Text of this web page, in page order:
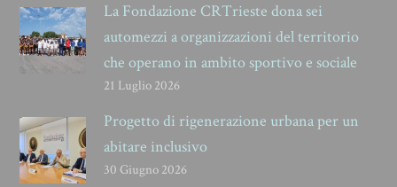
La Fondazione CRTrieste dona sei
automezzi a organizzazioni del territorio
che operano in ambito sportivo e sociale
21 Luglio 2026
Progetto di rigenerazione urbana per un
abitare inclusivo
30 Giugno 2026